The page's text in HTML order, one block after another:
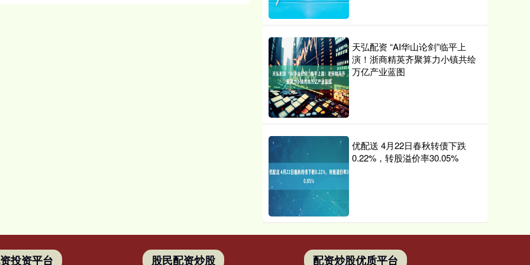
天弘配资 “AI华山论剑”临平上
演！浙商精英齐聚算力小镇共绘
万亿产业蓝图
优配送 4月22日春秋转债下跌
0.22%，转股溢价率30.05%
投资平台 股民配资炒股 配资炒股优质平台